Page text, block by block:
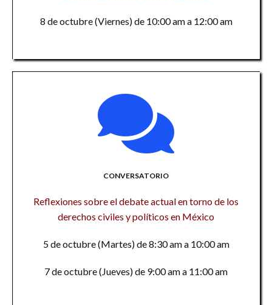
8 de octubre (Viernes) de 10:00 am a 12:00 am
CONVERSATORIO
Reflexiones sobre el debate actual en torno de los
derechos civiles y políticos en México
5 de octubre (Martes) de 8:30 am a 10:00 am
7 de octubre (Jueves) de 9:00 am a 11:00 am